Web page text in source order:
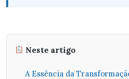
Neste artigo
A Essência da